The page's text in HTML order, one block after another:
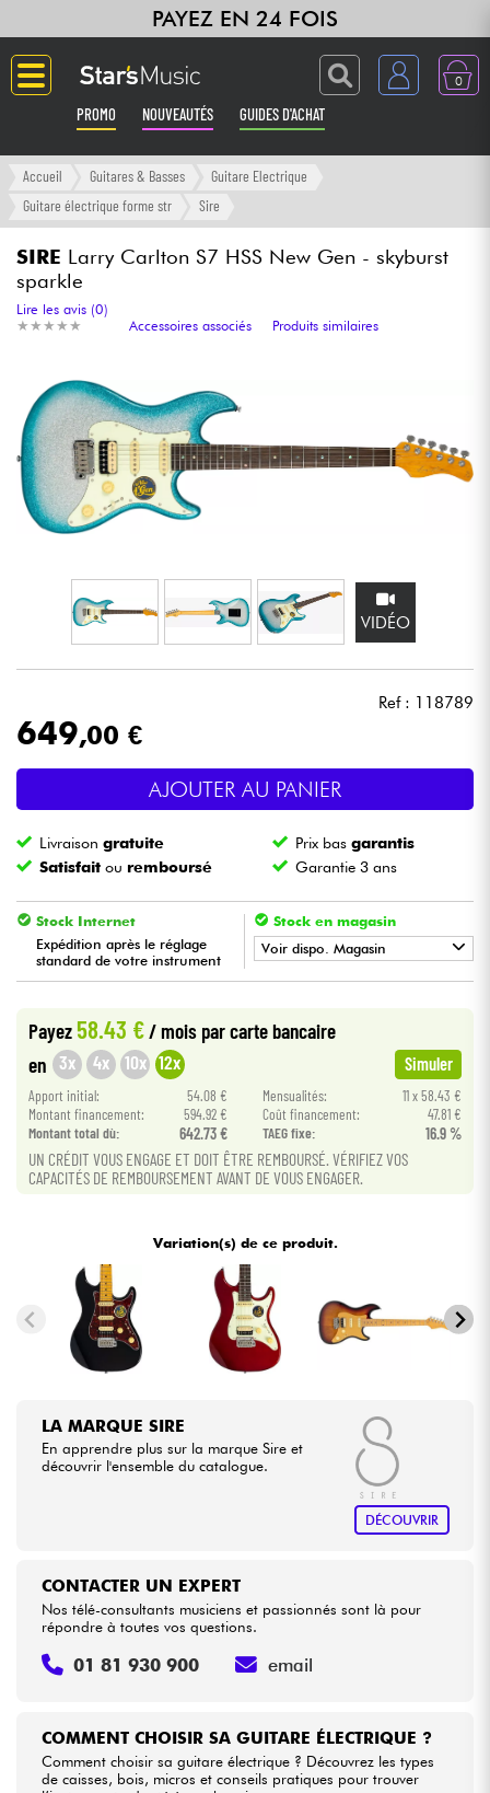
PAYEZ EN 24 FOIS
0
PROMO NOUVEAUTÉS GUIDES D'ACHAT
Langue
Synthés & Sampleurs
Home Studio
Casques
DJ
Eclairage
Batteries & Percu
Vents
Violons & Quatuor
Eveil Musical
Câbles & Access.
HiFi
Packs
Accueil Guitares & Basses
Guitare Electrique
Guitare électrique forme str
Sire
SIRE Larry Carlton S7 HSS New Gen - skyburst
sparkle
★ ★ ★ ★ ★
★ ★ ★ ★ ★
Lire les avis (0)
Accessoires associés
Produits similaires
VIDÉO
Ref : 118789
649,00 €
AJOUTER AU PANIER
Livraisongratuite Prix basgarantis
Satisfait ou remboursé Garantie 3 ans
Stock Internet
Expédition après le réglage
standard de votre instrument
Stock en magasin
Voir dispo. Magasin
•
• Star'SMusic
S Music
Payez58.43 €/ mois par carte bancaire
en 3x 4x 10x 12x Simuler
Apport initial: 54.08 € Mensualités:
11 x 58.43 €
Montant financement:
594.92 € Coût financement:
47.81 €
Montant total dù:
642.73 € TAEG fixe: 16.9 %
UN CRÉDIT VOUS ENGAGE ET DOIT ÊTRE REMBOURSÉ. VÉRIFIEZ VOS
CAPACITÉS DE REMBOURSEMENT AVANT DE VOUS ENGAGER.
Variation(s) de ce produit.
LA MARQUE SIRE
En apprendre plus sur la marque Sire et
découvrir l'ensemble du catalogue.
DÉCOUVRIR
COMMENT CHOISIR SA GUITARE ÉLECTRIQUE ?
Comment choisir sa guitare électrique ? Découvrez les types
de caisses, bois, micros et conseils pratiques pour trouver
CONTACTER UN EXPERT
Nos télé-consultants musiciens et passionnés sont là pour
répondre à toutes vos questions.
01 81 930 900 email